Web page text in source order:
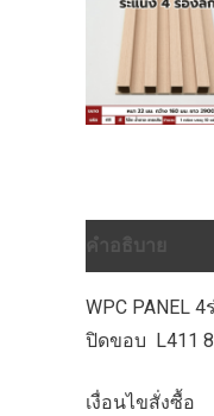
คำอธิบาย
WPC PANEL
ปิดขอบ L411
เงื่อนไขสั่งซื้อ